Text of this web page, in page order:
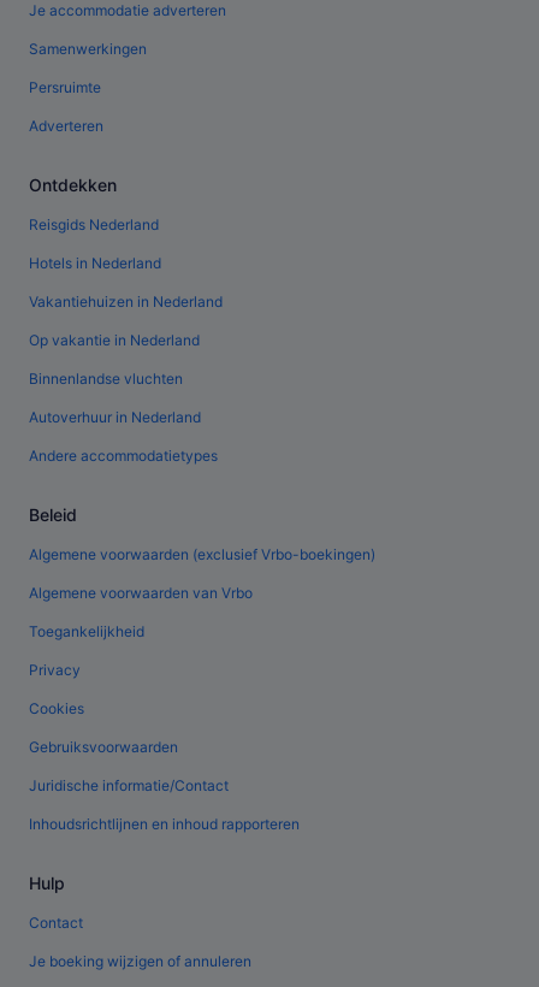
Je accommodatie adverteren
Samenwerkingen
Persruimte
Adverteren
Ontdekken
Reisgids Nederland
Hotels in Nederland
Vakantiehuizen in Nederland
Op vakantie in Nederland
Binnenlandse vluchten
Autoverhuur in Nederland
Andere accommodatietypes
Beleid
Algemene voorwaarden (exclusief Vrbo-boekingen)
Algemene voorwaarden van Vrbo
Toegankelijkheid
Privacy
Cookies
Gebruiksvoorwaarden
Juridische informatie/Contact
Inhoudsrichtlijnen en inhoud rapporteren
Hulp
Contact
Je boeking wijzigen of annuleren